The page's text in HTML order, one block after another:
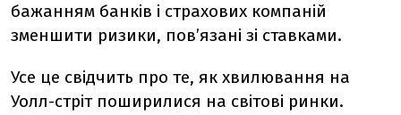
бажанням банків і страхових компаній
зменшити ризики, пов’язані зі ставками.
Усе це свідчить про те, як хвилювання на
Уолл-стріт поширилися на світові ринки.